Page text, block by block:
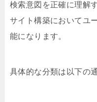
検索意図を正確に理解
サイト構築においてユ
能になります。
具体的な分類は以下の